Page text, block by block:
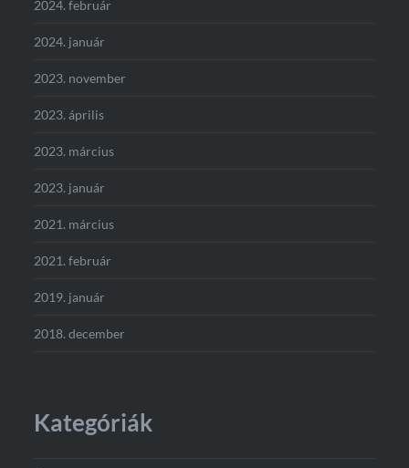
2024. február
2024. január
2023. november
2023. április
2023. március
2023. január
2021. március
2021. február
2019. január
2018. december
Kategóriák